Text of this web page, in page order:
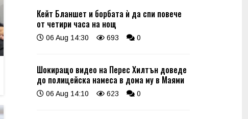
Кейт Бланшет и борбата ѝ да спи повече
от четири часа на нощ
06 Aug 14:30 693 0
Шокиращо видео на Перес Хилтън доведе
до полицейска намеса в дома му в Маями
06 Aug 14:10 623 0